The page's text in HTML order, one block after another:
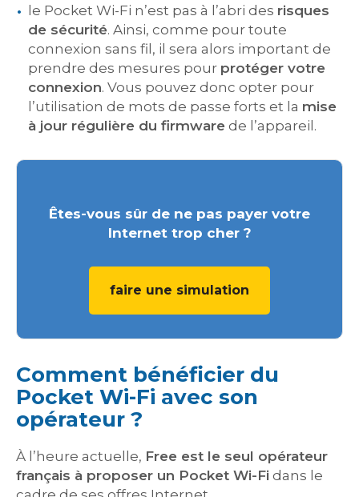
le Pocket Wi-Fi n’est pas à l’abri des risques
de sécurité. Ainsi, comme pour toute
connexion sans fil, il sera alors important de
prendre des mesures pour protéger votre
connexion. Vous pouvez donc opter pour
l’utilisation de mots de passe forts et la mise
à jour régulière du firmware de l’appareil.
Êtes-vous sûr de ne pas payer votre
Internet trop cher ?
faire une simulation
Comment bénéficier du
Pocket Wi-Fi avec son
opérateur ?
À l’heure actuelle, Free est le seul opérateur
français à proposer un Pocket Wi-Fi dans le